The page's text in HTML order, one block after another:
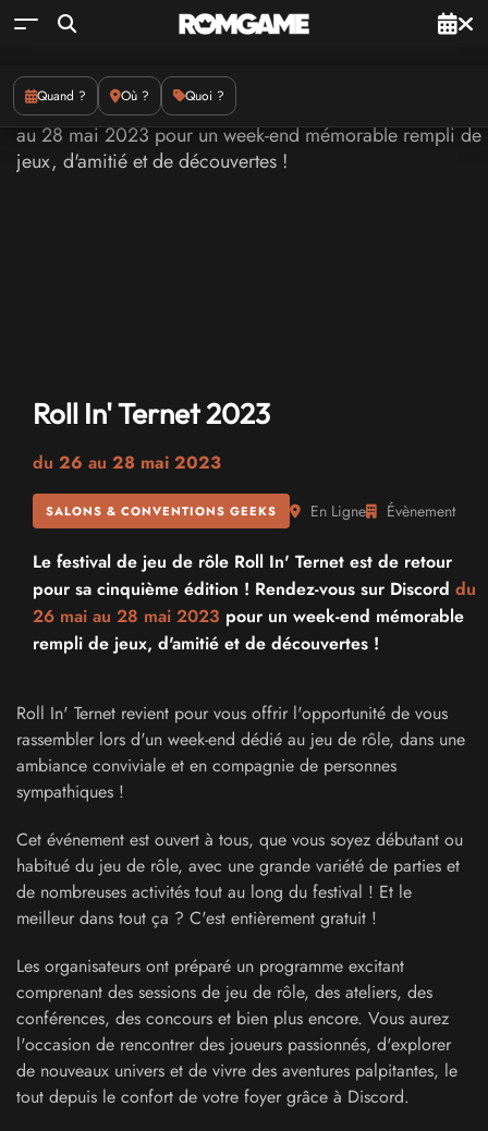
Quand ? Où ? Quoi ?
Roll In' Ternet 2023
du 26 au 28 mai 2023
SALONS & CONVENTIONS GEEKS En Ligne Évènement
Le festival de jeu de rôle Roll In' Ternet est de retour
pour sa cinquième édition ! Rendez-vous sur Discord du
26 mai au 28 mai 2023 pour un week-end mémorable
rempli de jeux, d'amitié et de découvertes !
Roll In' Ternet revient pour vous offrir l'opportunité de vous
rassembler lors d'un week-end dédié au jeu de rôle, dans une
ambiance conviviale et en compagnie de personnes
sympathiques !
Cet événement est ouvert à tous, que vous soyez débutant ou
habitué du jeu de rôle, avec une grande variété de parties et
de nombreuses activités tout au long du festival ! Et le
meilleur dans tout ça ? C'est entièrement gratuit !
Les organisateurs ont préparé un programme excitant
comprenant des sessions de jeu de rôle, des ateliers, des
conférences, des concours et bien plus encore. Vous aurez
l'occasion de rencontrer des joueurs passionnés, d'explorer
de nouveaux univers et de vivre des aventures palpitantes, le
tout depuis le confort de votre foyer grâce à Discord.